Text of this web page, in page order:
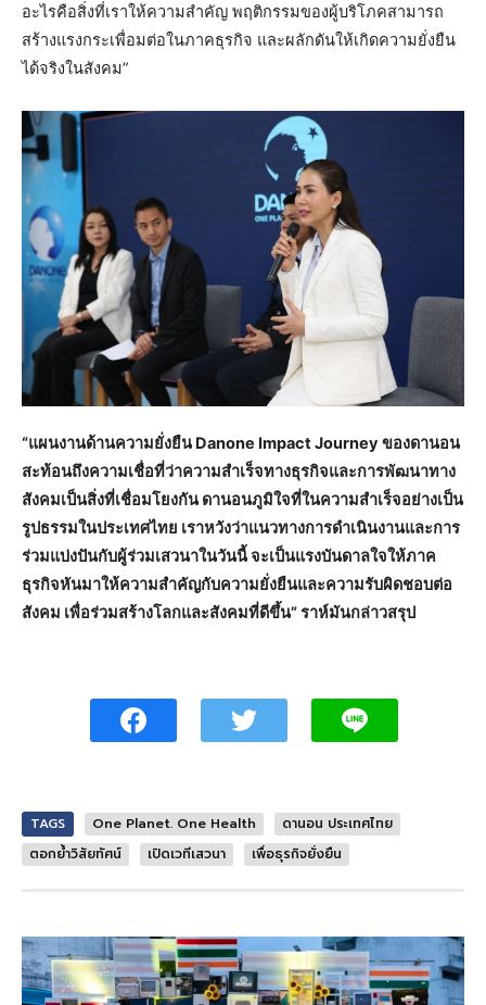
อะไรคือสิ่งที่เราให้ความสำคัญ พฤติกรรมของผู้บริโภคสามารถ
สร้างแรงกระเพื่อมต่อในภาคธุรกิจ และผลักดันให้เกิดความยั่งยืน
ได้จริงในสังคม”
“แผนงานด้านความยั่งยืน Danone Impact Journey ของดานอน
สะท้อนถึงความเชื่อที่ว่าความสำเร็จทางธุรกิจและการพัฒนาทาง
สังคมเป็นสิ่งที่เชื่อมโยงกัน ดานอนภูมิใจที่ในความสำเร็จอย่างเป็น
รูปธรรมในประเทศไทย เราหวังว่าแนวทางการดำเนินงานและการ
ร่วมแบ่งปันกับผู้ร่วมเสวนาในวันนี้ จะเป็นแรงบันดาลใจให้ภาค
ธุรกิจหันมาให้ความสำคัญกับความยั่งยืนและความรับผิดชอบต่อ
สังคม เพื่อร่วมสร้างโลกและสังคมที่ดีขึ้น” ราห์มันกล่าวสรุป
TAGS One Planet. One Health
ดานอน ประเทศไทย
ตอกย้ำวิสัยทัศน์
เปิดเวทีเสวนา เพื่อธุรกิจยั่งยืน